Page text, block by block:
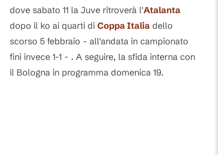
dove sabato 11 la Juve ritroverà l'Atalanta
dopo il ko ai quarti di Coppa Italia dello
scorso 5 febbraio - all'andata in campionato
finì invece 1-1 - . A seguire, la sfida interna con
il Bologna in programma domenica 19.